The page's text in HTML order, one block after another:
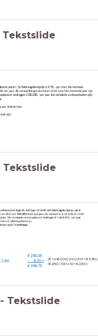
Tekstslide
Tekstslide
(€ 1.416.000/ 240.000 = € 5,90)
(€ 280 / 100 x 10 = € 2,80)
- Tekstslide